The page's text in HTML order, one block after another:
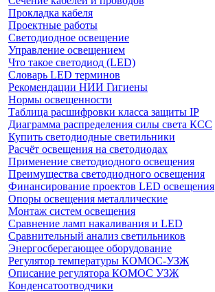
Прокладка кабеля
Проектные работы
Светодиодное освещение
Управление освещением
Что такое светодиод (LED)
Словарь LED терминов
Рекомендации НИИ Гигиены
Нормы освещенности
Таблица расшифровки класса защиты IP
Диаграмма распределения силы света КСС
Купить светодиодные светильники
Расчёт освещения на светодиодах
Применение светодиодного освещения
Преимущества светодиодного освещения
Финансирование проектов LED освещения
Опоры освещения металлические
Монтаж систем освещения
Сравнение ламп накаливания и LED
Сравнительный анализ светильников
Энергосберегающее оборудование
Регулятор температуры КОМОС-УЗЖ
Описание регулятора КОМОС УЗЖ
Конденсатоотводчики